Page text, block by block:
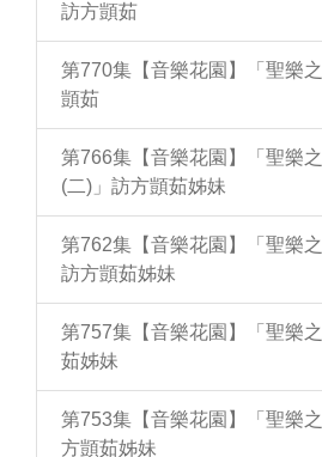
訪方顗茹
第770集【音樂花園】「聖樂
顗茹
第766集【音樂花園】「聖樂
(二)」訪方顗茹姊妹
第762集【音樂花園】「聖樂
訪方顗茹姊妹
第757集【音樂花園】「聖樂
茹姊妹
第753集【音樂花園】「聖樂
方顗茹姊妹